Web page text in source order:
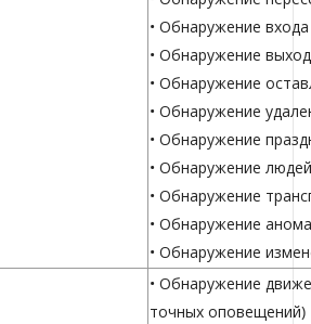
• Обнаружение
• Обнаружение
• Обнаружение
• Обнаружение
• Обнаружение
• Обнаружение людей
• Обнаружение
• Обнаружение
• Обнаружение
• Обнаружение
точных оповещений)